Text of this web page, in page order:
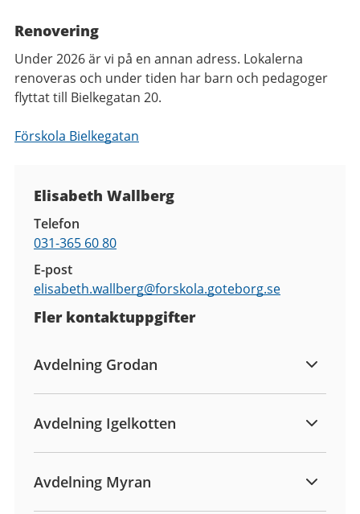
Renovering
Under 2026 är vi på en annan adress. Lokalerna
renoveras och under tiden har barn och pedagoger
flyttat till Bielkegatan 20.
Förskola Bielkegatan
Elisabeth Wallberg
Telefon
031-365 60 80
E-post
elisabeth.wallberg@forskola.goteborg.se
Fler kontaktuppgifter
Avdelning Grodan
Avdelning Igelkotten
Avdelning Myran